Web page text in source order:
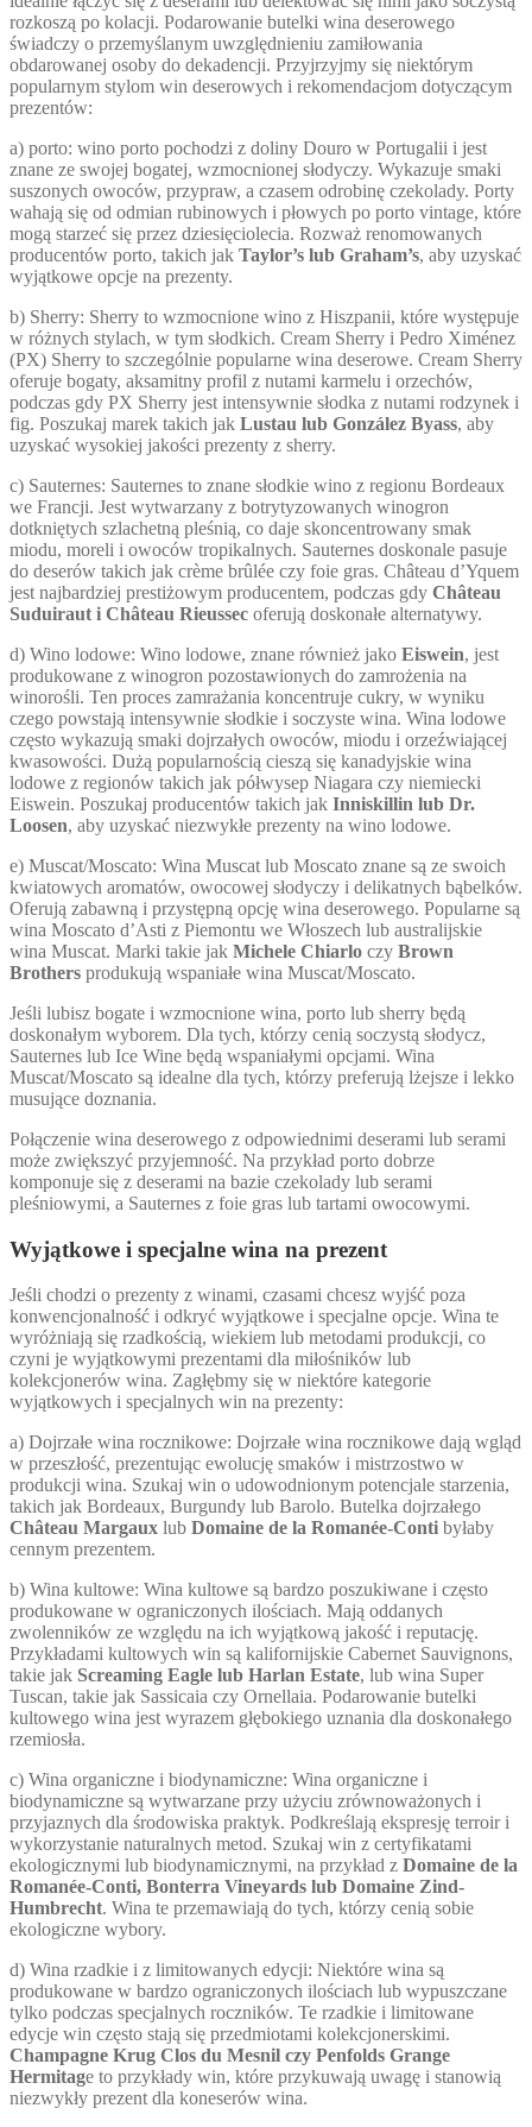
rozkoszą po kolacji. Podarowanie butelki wina deserowego
świadczy o przemyślanym uwzględnieniu zamiłowania
obdarowanej osoby do dekadencji. Przyjrzyjmy się niektórym
popularnym stylom win deserowych i rekomendacjom dotyczącym
prezentów:
a) porto: wino porto pochodzi z doliny Douro w Portugalii i jest
znane ze swojej bogatej, wzmocnionej słodyczy. Wykazuje smaki
suszonych owoców, przypraw, a czasem odrobinę czekolady. Porty
wahają się od odmian rubinowych i płowych po porto vintage, które
mogą starzeć się przez dziesięciolecia. Rozważ renomowanych
producentów porto, takich jak Taylor’s lub Graham’s, aby uzyskać
wyjątkowe opcje na prezenty.
b) Sherry: Sherry to wzmocnione wino z Hiszpanii, które występuje
w różnych stylach, w tym słodkich. Cream Sherry i Pedro Ximénez
(PX) Sherry to szczególnie popularne wina deserowe. Cream Sherry
oferuje bogaty, aksamitny profil z nutami karmelu i orzechów,
podczas gdy PX Sherry jest intensywnie słodka z nutami rodzynek i
fig. Poszukaj marek takich jak Lustau lub González Byass, aby
uzyskać wysokiej jakości prezenty z sherry.
c) Sauternes: Sauternes to znane słodkie wino z regionu Bordeaux
we Francji. Jest wytwarzany z botrytyzowanych winogron
dotkniętych szlachetną pleśnią, co daje skoncentrowany smak
miodu, moreli i owoców tropikalnych. Sauternes doskonale pasuje
do deserów takich jak crème brûlée czy foie gras. Château d’Yquem
jest najbardziej prestiżowym producentem, podczas gdy Château
Suduiraut i Château Rieussec oferują doskonałe alternatywy.
d) Wino lodowe: Wino lodowe, znane również jako Eiswein, jest
produkowane z winogron pozostawionych do zamrożenia na
winorośli. Ten proces zamrażania koncentruje cukry, w wyniku
czego powstają intensywnie słodkie i soczyste wina. Wina lodowe
często wykazują smaki dojrzałych owoców, miodu i orzeźwiającej
kwasowości. Dużą popularnością cieszą się kanadyjskie wina
lodowe z regionów takich jak półwysep Niagara czy niemiecki
Eiswein. Poszukaj producentów takich jak Inniskillin lub Dr.
Loosen, aby uzyskać niezwykłe prezenty na wino lodowe.
e) Muscat/Moscato: Wina Muscat lub Moscato znane są ze swoich
kwiatowych aromatów, owocowej słodyczy i delikatnych bąbelków.
Oferują zabawną i przystępną opcję wina deserowego. Popularne są
wina Moscato d’Asti z Piemontu we Włoszech lub australijskie
wina Muscat. Marki takie jak Michele Chiarlo czy Brown
Brothers produkują wspaniałe wina Muscat/Moscato.
Jeśli lubisz bogate i wzmocnione wina, porto lub sherry będą
doskonałym wyborem. Dla tych, którzy cenią soczystą słodycz,
Sauternes lub Ice Wine będą wspaniałymi opcjami. Wina
Muscat/Moscato są idealne dla tych, którzy preferują lżejsze i lekko
musujące doznania.
Połączenie wina deserowego z odpowiednimi deserami lub serami
może zwiększyć przyjemność. Na przykład porto dobrze
komponuje się z deserami na bazie czekolady lub serami
pleśniowymi, a Sauternes z foie gras lub tartami owocowymi.
Wyjątkowe i specjalne wina na prezent
Jeśli chodzi o prezenty z winami, czasami chcesz wyjść poza
konwencjonalność i odkryć wyjątkowe i specjalne opcje. Wina te
wyróżniają się rzadkością, wiekiem lub metodami produkcji, co
czyni je wyjątkowymi prezentami dla miłośników lub
kolekcjonerów wina. Zagłębmy się w niektóre kategorie
wyjątkowych i specjalnych win na prezenty:
a) Dojrzałe wina rocznikowe: Dojrzałe wina rocznikowe dają wgląd
w przeszłość, prezentując ewolucję smaków i mistrzostwo w
produkcji wina. Szukaj win o udowodnionym potencjale starzenia,
takich jak Bordeaux, Burgundy lub Barolo. Butelka dojrzałego
Château Margaux lub Domaine de la Romanée-Conti byłaby
cennym prezentem.
b) Wina kultowe: Wina kultowe są bardzo poszukiwane i często
produkowane w ograniczonych ilościach. Mają oddanych
zwolenników ze względu na ich wyjątkową jakość i reputację.
Przykładami kultowych win są kalifornijskie Cabernet Sauvignons,
takie jak Screaming Eagle lub Harlan Estate, lub wina Super
Tuscan, takie jak Sassicaia czy Ornellaia. Podarowanie butelki
kultowego wina jest wyrazem głębokiego uznania dla doskonałego
rzemiosła.
c) Wina organiczne i biodynamiczne: Wina organiczne i
biodynamiczne są wytwarzane przy użyciu zrównoważonych i
przyjaznych dla środowiska praktyk. Podkreślają ekspresję terroir i
wykorzystanie naturalnych metod. Szukaj win z certyfikatami
ekologicznymi lub biodynamicznymi, na przykład z Domaine de la
Romanée-Conti, Bonterra Vineyards lub Domaine Zind-
Humbrecht. Wina te przemawiają do tych, którzy cenią sobie
ekologiczne wybory.
d) Wina rzadkie i z limitowanych edycji: Niektóre wina są
produkowane w bardzo ograniczonych ilościach lub wypuszczane
tylko podczas specjalnych roczników. Te rzadkie i limitowane
edycje win często stają się przedmiotami kolekcjonerskimi.
Champagne Krug Clos du Mesnil czy Penfolds Grange
Hermitage to przykłady win, które przykuwają uwagę i stanowią
niezwykły prezent dla koneserów wina.